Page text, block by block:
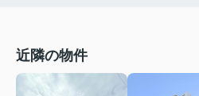
近隣の物件